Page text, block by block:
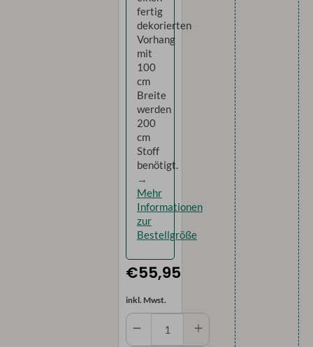
fertig
dekorierten
Vorhang
mit
100
cm
Breite
werden
200
cm
Stoff
benötigt.
→
Mehr
Informationen
zur
Bestellgröße
€55,95
inkl. Mwst.
Wohnwagengardine
halbtransparent